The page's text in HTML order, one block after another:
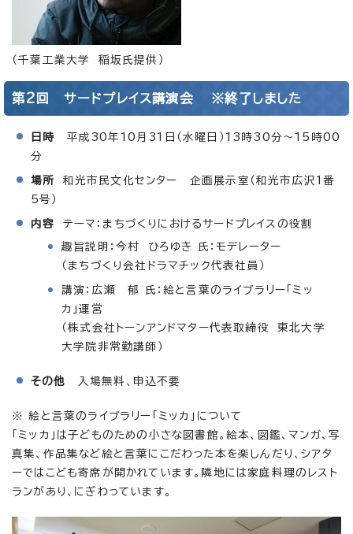
（千葉工業大学 稲坂氏提供）
第2回 サードプレイス講演会 ※終了しました
日時 平成30年10月31日（水曜日）13時30分～15時00
分
場所
和光市民文化センター 企画展示室（和光市広沢1番
5号）
内容 テーマ：まちづくりにおけるサードプレイスの役割
趣旨説明：今村 ひろゆき 氏：モデレーター
（まちづくり会社ドラマチック代表社員）
講演：広瀬 郁 氏：絵と言葉のライブラリー「ミッ
カ」運営
（株式会社トーンアンドマター代表取締役 東北大学
大学院非常勤講師）
その他 入場無料、申込不要
※ 絵と言葉のライブラリー「ミッカ」について
「ミッカ」は子どものための小さな図書館。絵本、図鑑、マンガ、写
真集、作品集など絵と言葉にこだわった本を楽しんだり、シアタ
ーではこども寄席が開かれています。隣地には家庭料理のレスト
ランがあり、にぎわっています。